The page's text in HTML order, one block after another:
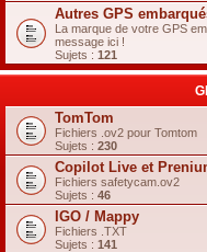
Autres GPS
La marque de votre GPS
message ici !
Sujets : 121
TomTom
Fichiers .ov2 pour Tomtom
Sujets : 230
Copilot Live et
Fichiers safetycam.ov2
Sujets : 46
IGO / Mappy
Fichiers .TXT
Sujets : 141